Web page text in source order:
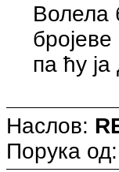
Волела
па ћу
Наслов:
Порука од: